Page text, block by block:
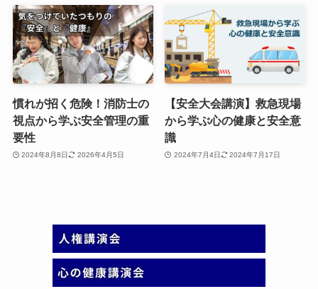
慣れが招く危険！消防士の
視点から学ぶ安全管理の重
要性
2024年8月8日 2026年4月5日
【安全大会講演】救急現場
から学ぶ心の健康と安全意
識
2024年7月4日 2024年7月17日